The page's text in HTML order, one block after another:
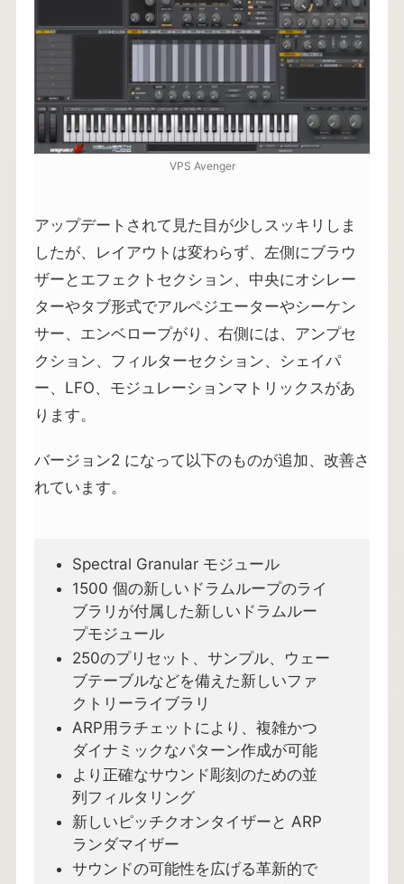
VPS Avenger
アップデートされて見た目が少しスッキリしま
したが、レイアウトは変わらず、左側にブラウ
ザーとエフェクトセクション、中央にオシレー
ターやタブ形式でアルペジエーターやシーケン
サー、エンベロープがり、右側には、アンプセ
クション、フィルターセクション、シェイパ
ー、LFO、モジュレーションマトリックスがあ
ります。
バージョン2 になって以下のものが追加、改善さ
れています。
Spectral Granular モジュール
1500 個の新しいドラムループのライ
ブラリが付属した新しいドラムルー
プモジュール
250のプリセット、サンプル、ウェー
ブテーブルなどを備えた新しいファ
クトリーライブラリ
ARP用ラチェットにより、複雑かつ
ダイナミックなパターン作成が可能
より正確なサウンド彫刻のための並
列フィルタリング
新しいピッチクオンタイザーと ARP
ランダマイザー
サウンドの可能性を広げる革新的で